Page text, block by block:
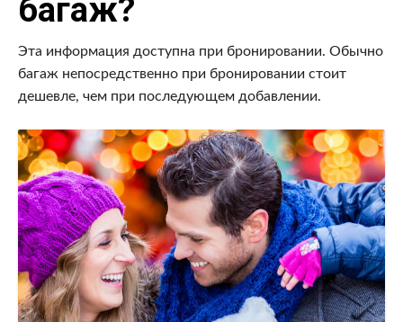
багаж?
Эта информация доступна при бронировании. Обычно
багаж непосредственно при бронировании стоит
дешевле, чем при последующем добавлении.